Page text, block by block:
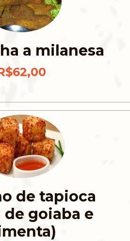
a milanesa
de tapioca
de goiaba e